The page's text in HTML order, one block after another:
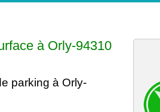
à Orly-94310
parking à Orly-